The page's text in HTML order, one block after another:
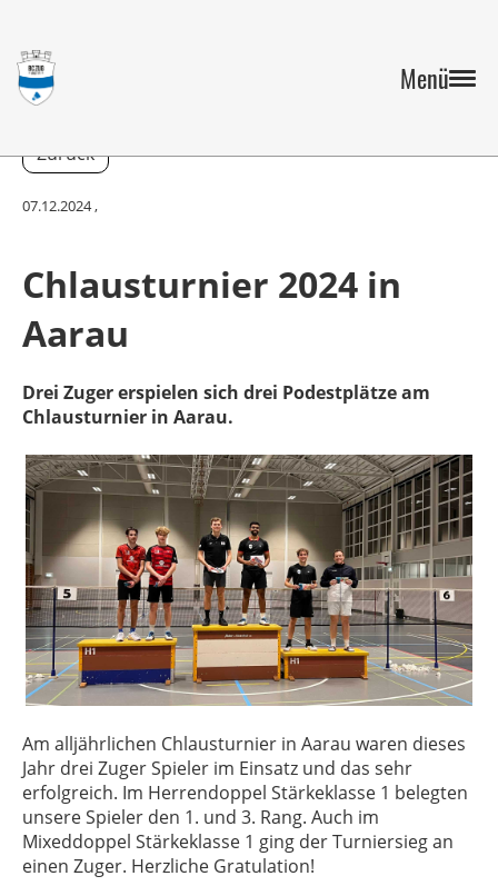
Menü
Zurück
07.12.2024,
Chlausturnier 2024 in
Aarau
Drei Zuger erspielen sich drei Podestplätze am
Chlausturnier in Aarau.
Am alljährlichen Chlausturnier in Aarau waren dieses
Jahr drei Zuger Spieler im Einsatz und das sehr
erfolgreich. Im Herrendoppel Stärkeklasse 1 belegten
unsere Spieler den 1. und 3. Rang. Auch im
Mixeddoppel Stärkeklasse 1 ging der Turniersieg an
einen Zuger. Herzliche Gratulation!